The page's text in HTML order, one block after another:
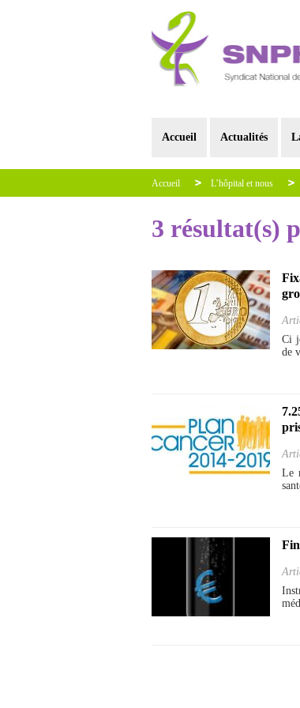
Accueil Actualités
Accueil L’hôpital et nous
3 résultat(s)
Ci
de
Le